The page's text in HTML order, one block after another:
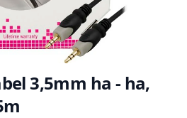
3,5mm ha - ha,